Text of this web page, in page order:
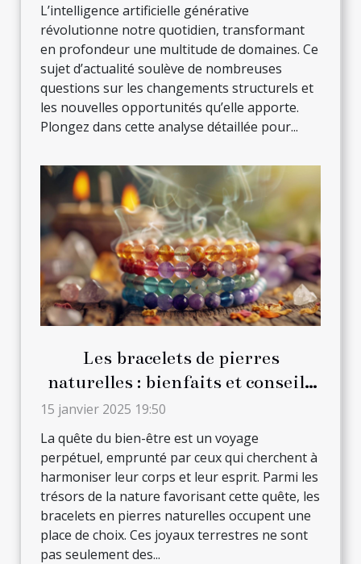
L’intelligence artificielle générative
révolutionne notre quotidien, transformant
en profondeur une multitude de domaines. Ce
sujet d’actualité soulève de nombreuses
questions sur les changements structurels et
les nouvelles opportunités qu’elle apporte.
Plongez dans cette analyse détaillée pour...
Les bracelets de pierres
naturelles : bienfaits et conseils
de port quotidien
15 janvier 2025 19:50
La quête du bien-être est un voyage
perpétuel, emprunté par ceux qui cherchent à
harmoniser leur corps et leur esprit. Parmi les
trésors de la nature favorisant cette quête, les
bracelets en pierres naturelles occupent une
place de choix. Ces joyaux terrestres ne sont
pas seulement des...